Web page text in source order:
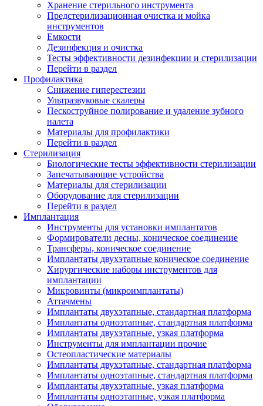
Хранение стерильного инструмента
Предстерилизационная очистка и мойка
инструментов
Емкости
Дезинфекция и очистка
Тесты эффективности дезинфекции и стерилизации
Перейти в раздел
Профилактика
Снижение гиперестезии
Ультразвуковые скалеры
Пескоструйное полирование и удаление зубного
налета
Материалы для профилактики
Перейти в раздел
Стерилизация
Биологические тесты эффективности стерилизации
Запечатывающие устройства
Материалы для стерилизации
Оборудование для стерилизации
Перейти в раздел
Имплантация
Инструменты для установки имплантатов
Формирователи десны, коническое соединение
Трансферы, коническое соединение
Имплантаты двухэтапные коническое соединение
Хирургические наборы инструментов для
имплантации
Микровинты (микроимплантаты)
Аттачмены
Имплантаты двухэтапные, стандартная платформа
Имплантаты одноэтапные, стандартная платформа
Имплантаты двухэтапные, узкая платформа
Инструменты для имплантации прочие
Остеопластические материалы
Имплантаты двухэтапные, стандартная платформа
Имплантаты одноэтапные, стандартная платформа
Имплантаты двухэтапные, узкая платформа
Имплантаты одноэтапные, узкая платформа